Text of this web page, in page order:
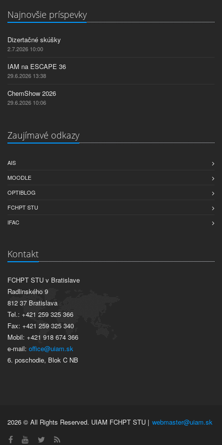
Najnovšie príspevky
Dizertačné skúšky
2.7.2026 10:00
IAM na ESCAPE 36
29.6.2026 13:38
ChemShow 2026
29.6.2026 10:06
Zaujímavé odkazy
AIS
MOODLE
OPTIBLOG
FCHPT STU
IFAC
Kontakt
FCHPT STU v Bratislave
Radlinského 9
812 37 Bratislava
Tel.: +421 259 325 366
Fax: +421 259 325 340
Mobil: +421 918 674 366
e-mail: office@uiam.sk
6. poschodie, Blok C NB
2026 © All Rights Reserved. UIAM FCHPT STU | webmaster@uiam.sk